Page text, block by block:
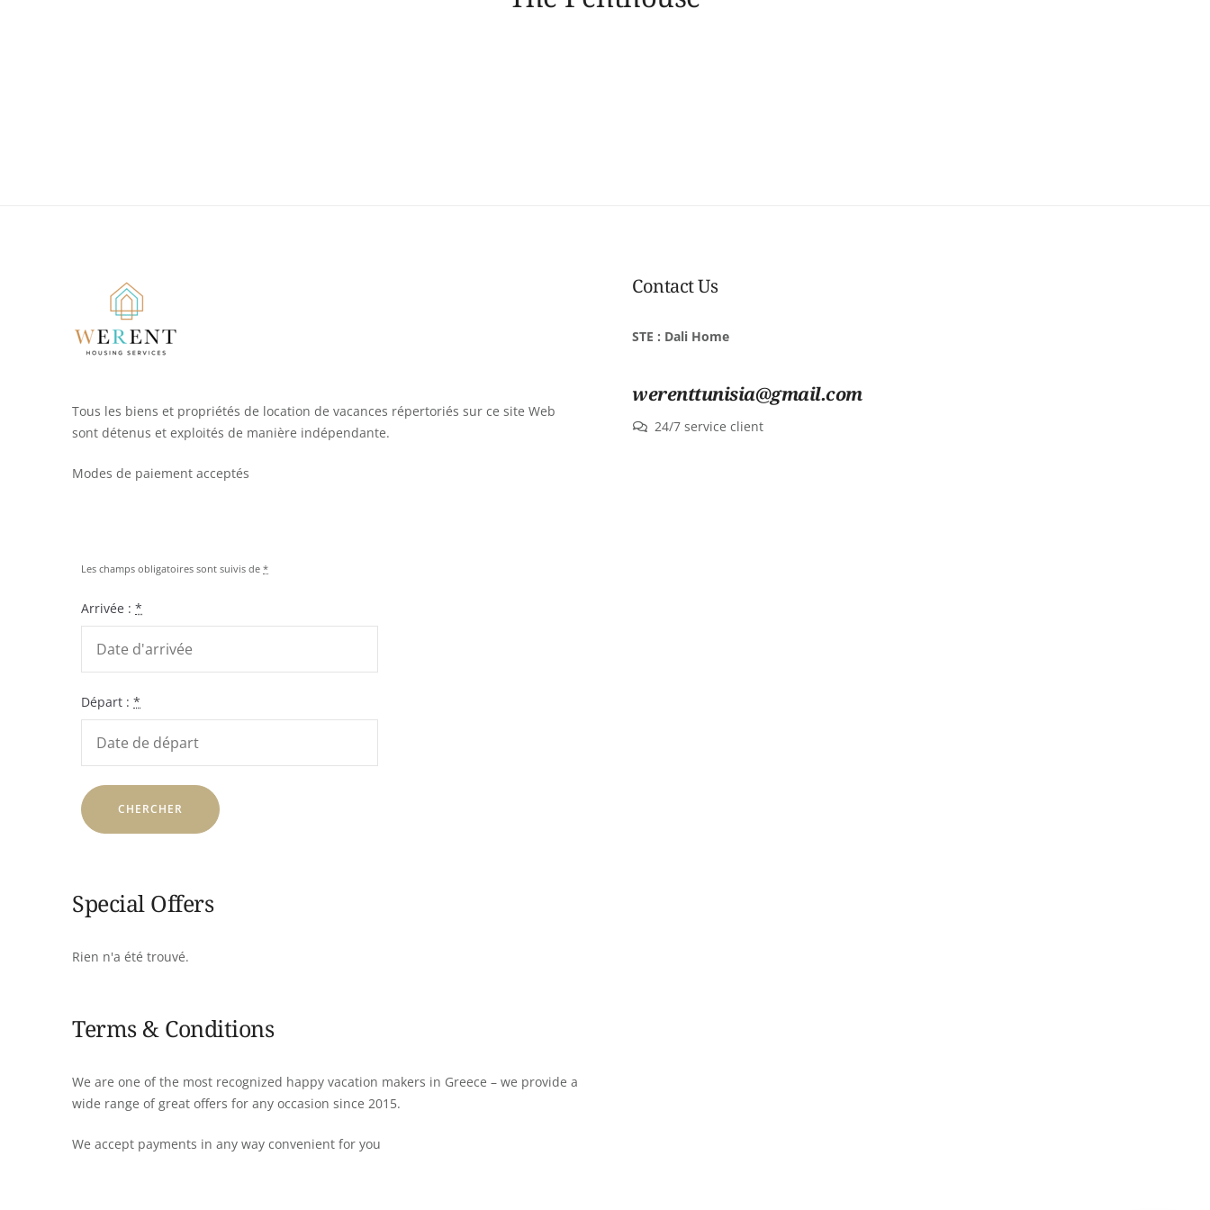
Tous les biens et propriétés de location de vacances répertoriés sur ce site Web
sont détenus et exploités de manière indépendante.
Modes de paiement acceptés
Les champs obligatoires sont suivis de *
Arrivée : *
Départ : *
Special Offers
Rien n'a été trouvé.
Terms & Conditions
We are one of the most recognized happy vacation makers in Greece – we provide a
wide range of great offers for any occasion since 2015.
We accept payments in any way convenient for you
Contact Us
STE : Dali Home
werenttunisia@gmail.com
24/7 service client